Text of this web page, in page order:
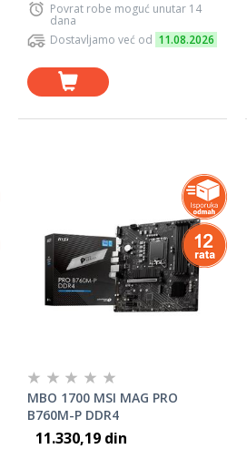
Povrat robe moguć unutar 14
dana
Dostavljamo već od 11.08.2026
MBO 1700 MSI MAG PRO
B760M-P DDR4
11.330,19 din